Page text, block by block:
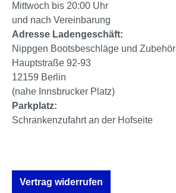
Mittwoch bis 20:00 Uhr
und nach Vereinbarung
Adresse Ladengeschäft:
Nippgen Bootsbeschläge und Zubehör
Hauptstraße 92-93
12159 Berlin
(nahe Innsbrucker Platz)
Parkplatz:
Schrankenzufahrt an der Hofseite
Vertrag widerrufen